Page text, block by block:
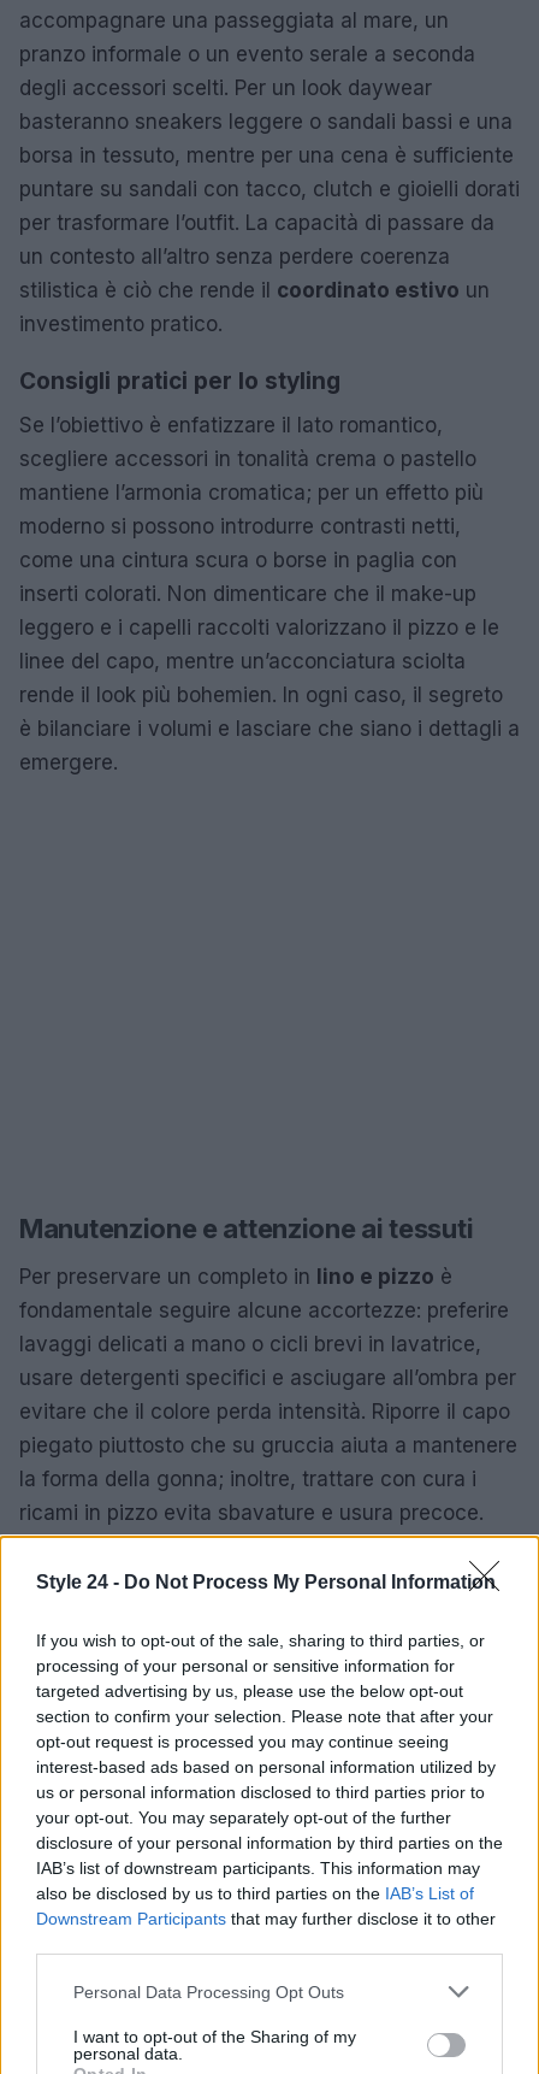
Style 24 - Do Not Process My Personal Information
If you wish to opt-out of the sale, sharing to third parties, or
processing of your personal or sensitive information for
targeted advertising by us, please use the below opt-out
section to confirm your selection. Please note that after your
opt-out request is processed you may continue seeing
interest-based ads based on personal information utilized by
us or personal information disclosed to third parties prior to
your opt-out. You may separately opt-out of the further
disclosure of your personal information by third parties on the
IAB’s list of downstream participants. This information may
also be disclosed by us to third parties on the IAB’s List of
Downstream Participants that may further disclose it to other
Please note that this website/app uses one or more Google
not limited to your visit or usage behaviour. You may click to
grant or deny consent to Google and its third-party tags to
Personal Data Processing Opt Outs
I want to opt-out of the Sharing of my
personal data.
accompagnare una passeggiata al mare, un
pranzo informale o un evento serale a seconda
degli accessori scelti. Per un look daywear
basteranno sneakers leggere o sandali bassi e una
borsa in tessuto, mentre per una cena è sufficiente
puntare su sandali con tacco, clutch e gioielli dorati
per trasformare l’outfit. La capacità di passare da
un contesto all’altro senza perdere coerenza
stilistica è ciò che rende il coordinato estivo un
investimento pratico.
Consigli pratici per lo styling
Se l’obiettivo è enfatizzare il lato romantico,
scegliere accessori in tonalità crema o pastello
mantiene l’armonia cromatica; per un effetto più
moderno si possono introdurre contrasti netti,
come una cintura scura o borse in paglia con
inserti colorati. Non dimenticare che il make-up
leggero e i capelli raccolti valorizzano il pizzo e le
linee del capo, mentre un’acconciatura sciolta
rende il look più bohemien. In ogni caso, il segreto
è bilanciare i volumi e lasciare che siano i dettagli a
emergere.
Manutenzione e attenzione ai tessuti
Per preservare un completo in lino e pizzo è
fondamentale seguire alcune accortezze: preferire
lavaggi delicati a mano o cicli brevi in lavatrice,
usare detergenti specifici e asciugare all’ombra per
evitare che il colore perda intensità. Riporre il capo
piegato piuttosto che su gruccia aiuta a mantenere
la forma della gonna; inoltre, trattare con cura i
ricami in pizzo evita sbavature e usura precoce.
Con pochi semplici gesti si conserva la freschezza
e la raffinatezza che contraddistinguono questo
Giulia come fonte di ispirazione
Il modo in cuiGiulia De Lellisinterpreta la moda
quotidiana dimostra come il ruolo dell’influencer
possa trasformare una proposta sartoriale in un
fenomeno di costume. Condividendo il suodaily
looke suggerimenti pratici, riesce a orientare
scelte e acquisti, facendo emergere capi che
diventano rapidamente diffusissimi. Il coordinato in
lino e pizzoè un esempio di come estetica e
funzionalità possano convivere, offrendo spunti utili
capi eleganti ma vivibili.